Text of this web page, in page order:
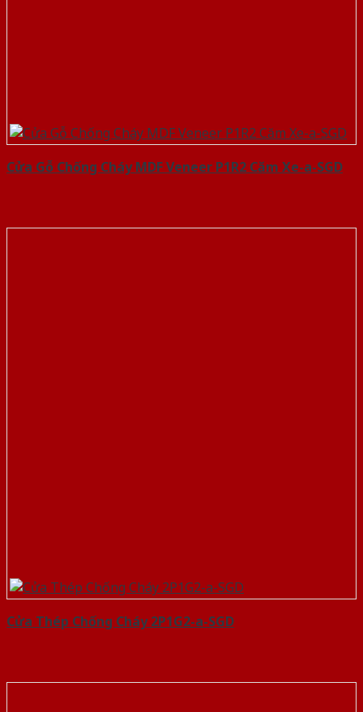
Cửa Gỗ Chống Cháy MDF Veneer P1R2 Căm Xe-a-SGD
Cửa Thép Chống Cháy 2P1G2-a-SGD